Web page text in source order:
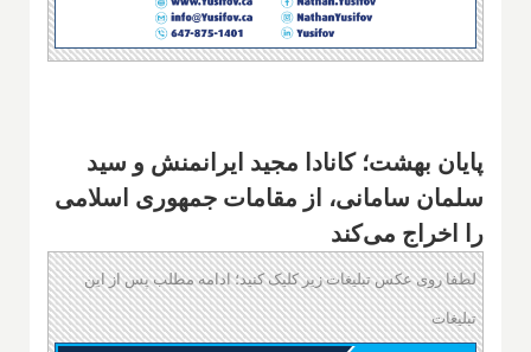
پایان بهشت؛ کانادا مجید ایرانمنش و سید
سلمان سامانی، از مقامات جمهوری اسلامی
را اخراج می‌کند
لطفا روی عکس تبلیغات زیر کلیک کنید؛ ادامه مطلب پس از این
تبلیغات